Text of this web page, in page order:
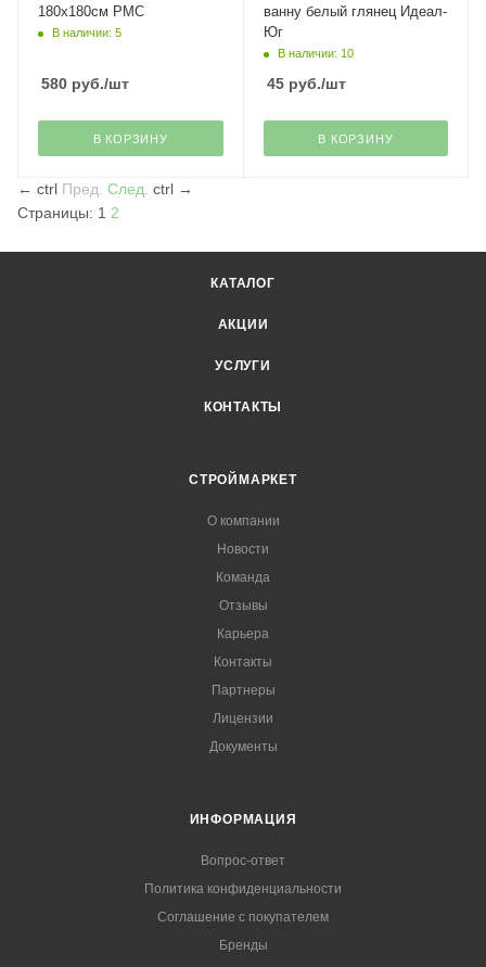
180х180см РМС
В наличии: 5
580 руб./шт
В КОРЗИНУ
ванну белый глянец Идеал-
Юг
В наличии: 10
45руб./шт
В КОРЗИНУ
← ctrl Пред. След. ctrl →
Страницы: 1 2
КАТАЛОГ
АКЦИИ
УСЛУГИ
КОНТАКТЫ
СТРОЙМАРКЕТ
О компании
Новости
Команда
Отзывы
Карьера
Контакты
Партнеры
Лицензии
Документы
ИНФОРМАЦИЯ
Вопрос-ответ
Политика конфиденциальности
Соглашение с покупателем
Бренды